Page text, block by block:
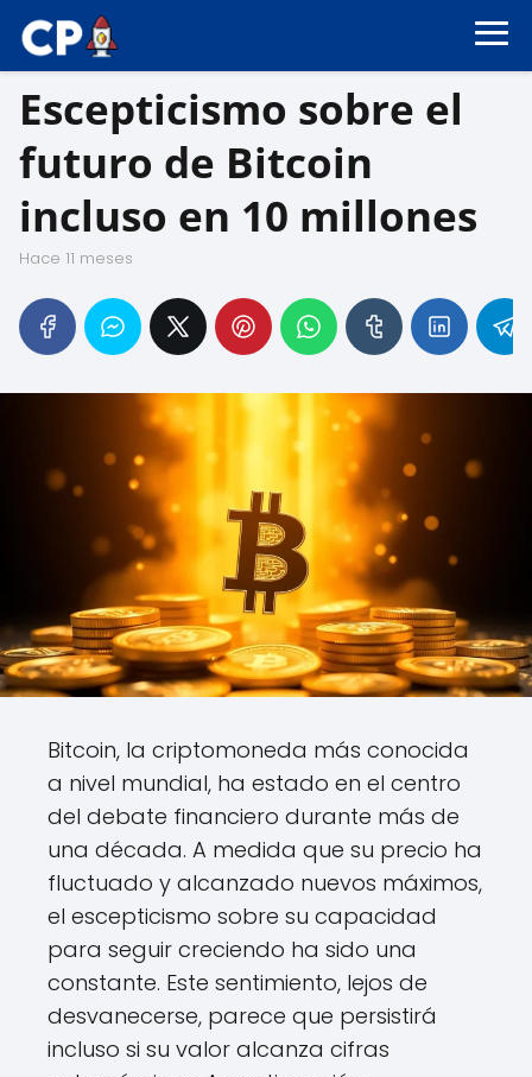
Escepticismo sobre el
futuro de Bitcoin
incluso en 10 millones
hace 11 meses
Bitcoin, la criptomoneda más conocida
a nivel mundial, ha estado en el centro
del debate financiero durante más de
una década. A medida que su precio ha
fluctuado y alcanzado nuevos máximos,
el escepticismo sobre su capacidad
para seguir creciendo ha sido una
constante. Este sentimiento, lejos de
desvanecerse, parece que persistirá
incluso si su valor alcanza cifras